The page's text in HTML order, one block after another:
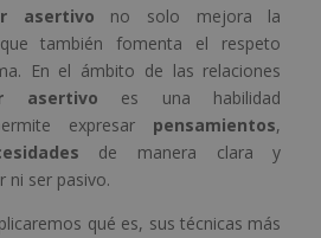
asertivo no solo mejora la
también fomenta el respeto
En el ámbito de las relaciones
asertivo es una habilidad
expresar pensamientos,
de manera clara y
ni ser pasivo.
qué es, sus técnicas más